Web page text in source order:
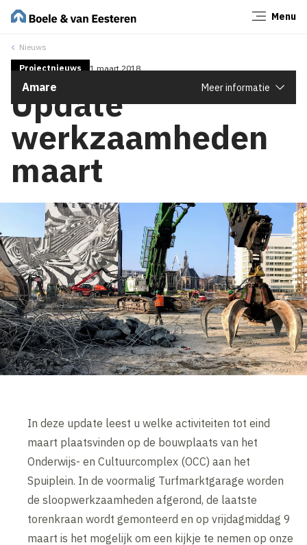
Menu
Nieuws
Amare Meer informatie
Projectnieuws 1 maart 2018
Update
werkzaamheden
maart
In deze update leest u welke activiteiten tot eind
maart plaatsvinden op de bouwplaats van het
Onderwijs- en Cultuurcomplex (OCC) aan het
Spuiplein. In de voormalig Turfmarktgarage worden
de sloopwerkzaamheden afgerond, de laatste
torenkraan wordt gemonteerd en op vrijdagmiddag 9
maart is het mogelijk om een kijkje te nemen op onze
Sluiten